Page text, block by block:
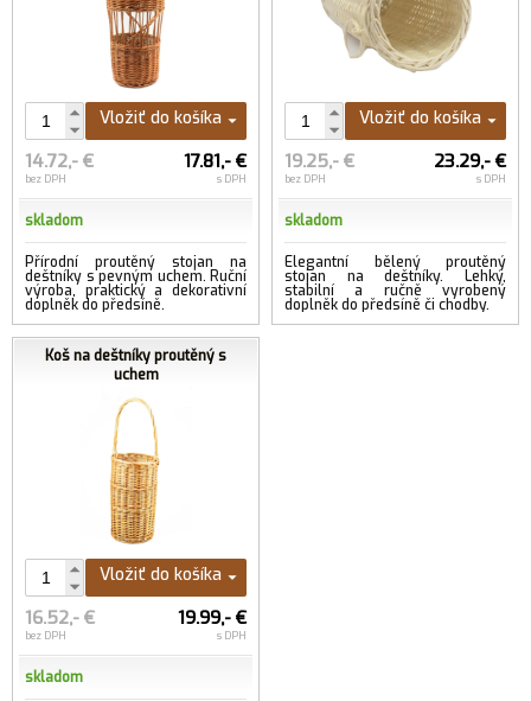
Vložiť do košíka
14.72,- €
bez DPH
17.81,- €
s DPH
skladom
Přírodní proutěný stojan na
deštníky s pevným uchem. Ruční
výroba, praktický a dekorativní
doplněk do předsíně.
Vložiť do košíka
19.25,- €
bez DPH
23.29,- €
s DPH
skladom
Elegantní bělený proutěný
stojan na deštníky. Lehký,
stabilní a ručně vyrobený
doplněk do předsíně či chodby.
Koš na deštníky proutěný s
uchem
Vložiť do košíka
16.52,- €
bez DPH
19.99,- €
s DPH
skladom